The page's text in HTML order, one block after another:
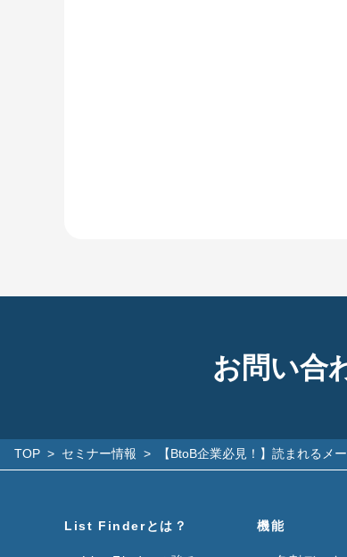
お問い合
TOP > セミナー情報 > 【BtoB企業必見！】読まれるメ
List Finderとは？ 機能